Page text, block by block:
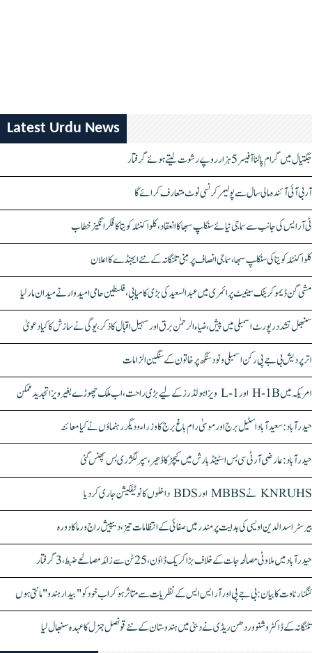
Latest Urdu News
جگتیال میں گرام پالنا آفیسر 5 ہزار روپے رشوت لیتے ہوئے گرفتار
آر بی آئی آئندہ مالی سال سے پولیمر کرنسی نوٹ متعارف کرائے گا
ٹی آر ایس کی جانب سے سماجی نیائے سنکلپ سبھا کا انعقاد، کلواکنٹلہ کویتا کا فکر انگیز خطاب
کلواکنٹلہ کویتا کی سنکلپ سبھا، سماجی انصاف پر مبنی تلنگانہ کے نئے ایجنڈے کا اعلان
مشی گن ڈیموکریٹک سینیٹ پرائمری میں عبدالسعید کی بڑی کامیابی، فلسطین حامی امیدوار نے میدان مار لیا
سنبھل تشدد رپورٹ اسمبلی میں پیش، ضیاء الرحمٰن برق اور سہیل اقبال کا ذکر، یوگی نے سازش کا کیا دعویٰ
اتر پردیش بی جے پی رکن اسمبلی ونود سنگھ پر خاتون کے سنگین الزامات
امریکہ میں H-1B اور L-1 ویزا ہولڈرز کے لیے بڑی راحت، اب ملک چھوڑے بغیر ویزا تجدید ممکن
حیدرآباد: سعیدآباد اسٹیل برج اور موسیٰ رام باغ برج کا وزراء و دیگر رہنماؤں نے کیا معائنہ
حیدرآباد: عارضی آر ٹی سی بس اسٹینڈ بارش میں کیچڑ کا ڈھیر، سپر لگژری بس پھنس گئی
KNRUHS نے MBBS اور BDS داخلوں کا نوٹیفکیشن جاری کر دیا
بیرسٹر اسدالدین اویسی کی ہدایت پر مندر میں صفائی کے انتظامات تیز، دیپیش راج ورما کا دورہ
حیدرآباد میں ملاوٹی مصالحہ جات کے خلاف بڑا کریک ڈاؤن، 25 ٹن سے زائد مصالحے ضبط، 3 گرفتار
کنگنا رناوت کا بیان: بی جے پی اور آر ایس ایس کے نظریات سے متاثر ہو کر اب خود کو "بیدار ہندو" مانتی ہوں
تلنگانہ کے ڈاکٹر وشنو وردھن ریڈی نے دبئی میں ہندوستان کے نئے قونصل جنرل کا عہدہ سنبھال لیا